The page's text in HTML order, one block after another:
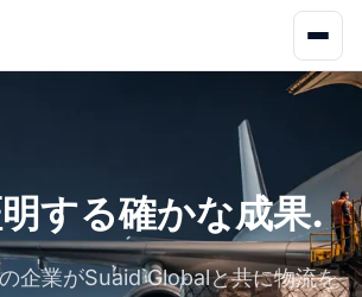
する確かな成果.
企業がSuaid Globalと共に物流を